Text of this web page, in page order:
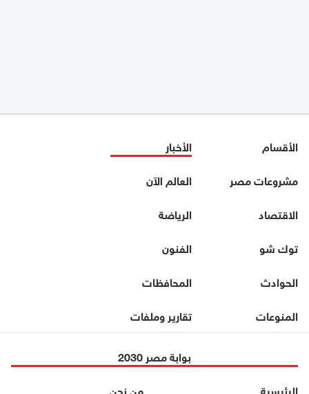
الأقسام
الأخبار
مشروعات مصر
العالم الآن
الاقتصاد
الرياضة
توك شو
الفنون
الحوادث
المحافظات
المنوعات
تقارير وملفات
بوابة مصر 2030
الرئيسية
من نحن